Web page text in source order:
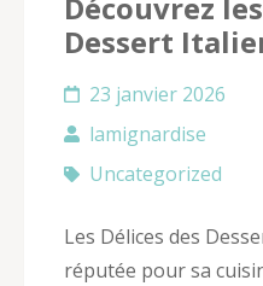
Découvrez
Dessert
23 janvier 2026
lamignardise
Uncategorized
Les Délices des
réputée pour sa